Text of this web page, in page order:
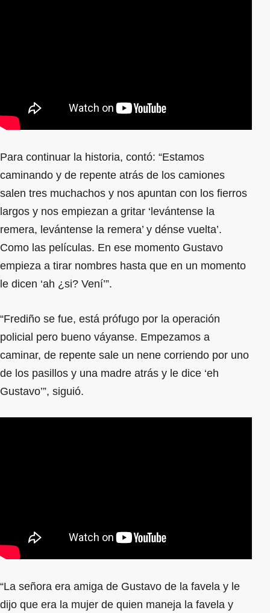
Para continuar la historia, contó: “Estamos
caminando y de repente atrás de los camiones
salen tres muchachos y nos apuntan con los fierros
largos y nos empiezan a gritar ‘levántense la
remera, levántense la remera’ y dénse vuelta’.
Como las películas. En ese momento Gustavo
empieza a tirar nombres hasta que en un momento
le dicen ‘ah ¿si? Vení’”.
“Frediño se fue, está prófugo por la operación
policial pero bueno váyanse. Empezamos a
caminar, de repente sale un nene corriendo por uno
de los pasillos y una madre atrás y le dice ‘eh
Gustavo’”, siguió.
“La señora era amiga de Gustavo de la favela y le
dijo que era la mujer de quien maneja la favela y